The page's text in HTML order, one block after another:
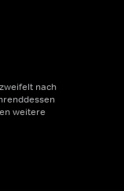
nach
weitere